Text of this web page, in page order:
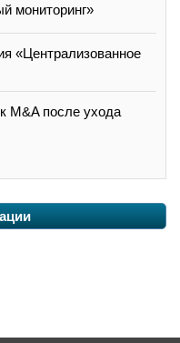
мониторинг»
«Централизованное
M&A после ухода